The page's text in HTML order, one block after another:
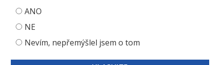
ANO
NE
Nevím, nepřemýšlel jsem o tom